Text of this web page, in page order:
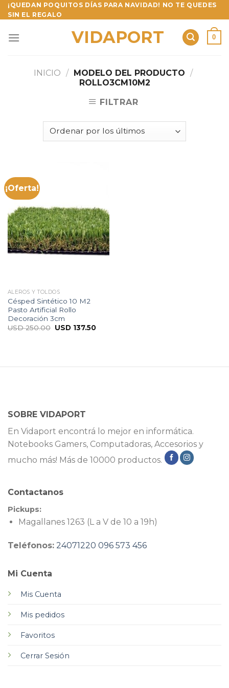
Skip
to
¡QUEDAN POQUITOS DÍAS PARA NAVIDAD! NO TE QUEDES
SIN EL REGALO
VIDAPORT 0
INICIO / MODELO DEL PRODUCTO /
ROLLO3CM10M2
FILTRAR
¡Oferta!
ALEROS Y TOLDOS
Césped Sintético 10 M2
Pasto Artificial Rollo
Decoración 3cm
USD250.00 USD 137.50
SOBRE VIDAPORT
En Vidaport encontrá lo mejor en informática.
Notebooks Gamers, Computadoras, Accesorios y
mucho más! Más de 10000 productos.
Mi Cuenta
Mis Cuenta
Mis pedidos
Favoritos
Cerrar Sesión
Contactanos
Pickups:
Magallanes 1263 (L a V de 10 a 19h)
Teléfonos: 24071220 096 573 456